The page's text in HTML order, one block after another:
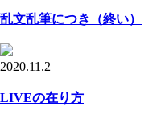
乱文乱筆につき（終い）
2020.11.2
LIVEの在り方